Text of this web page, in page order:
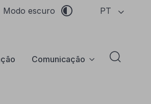
Modo escuro PT
Comunicação Abrir